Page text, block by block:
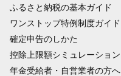
ふるさと納税の基本ガイド
ワンストップ特例制度ガイド
確定申告のしかた
控除上限額シミュレーション
年金受給者・自営業者の方へ